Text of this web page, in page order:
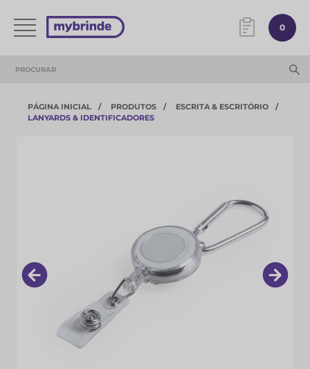
0
PÁGINA INICIAL PRODUTOS
ESCRITA & ESCRITÓRIO
LANYARDS & IDENTIFICADORES